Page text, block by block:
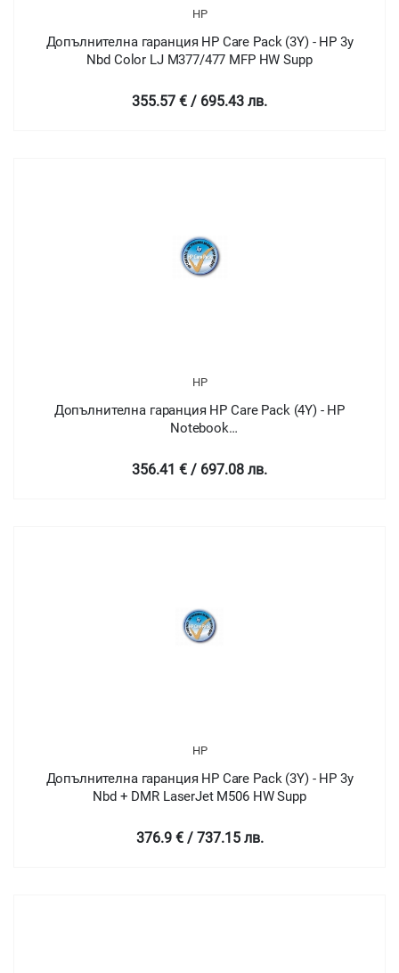
HP
Допълнителна гаранция HP Care Pack (3Y) - HP 3y
Nbd Color LJ M377/477 MFP HW Supp
355.57 € / 695.43 лв.
HP
Допълнителна гаранция HP Care Pack (4Y) - HP
Notebook
Series
356.41 € / 697.08 лв.
HP
Допълнителна гаранция HP Care Pack (3Y) - HP 3y
Nbd + DMR LaserJet M506 HW Supp
376.9 € / 737.15 лв.